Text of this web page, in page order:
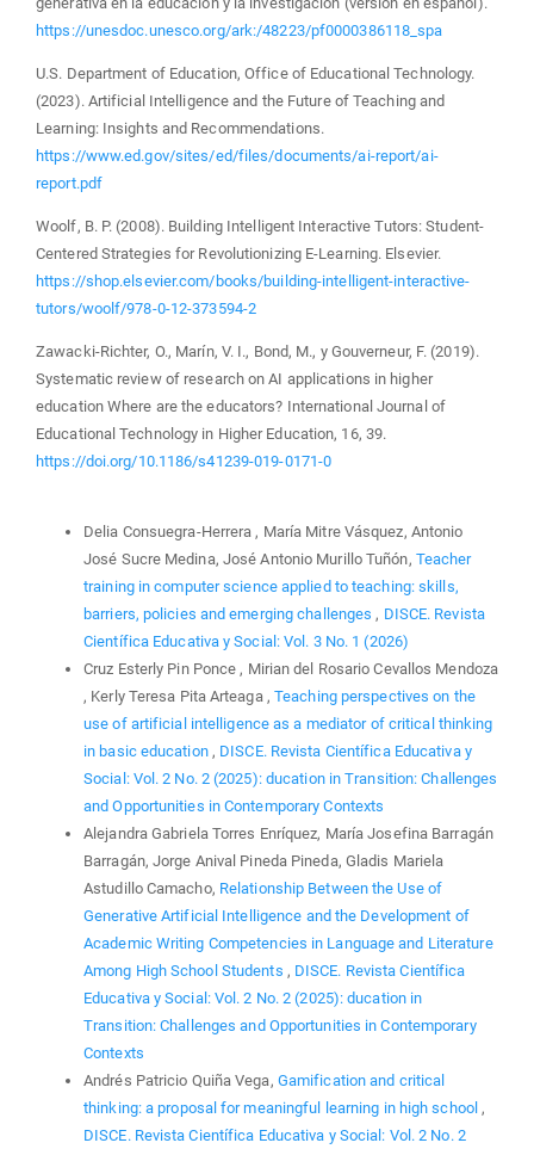
https://unesdoc.unesco.org/ark:/48223/pf0000386118_spa
U.S. Department of Education, Office of Educational Technology.
(2023). Artificial Intelligence and the Future of Teaching and
Learning: Insights and Recommendations.
https://www.ed.gov/sites/ed/files/documents/ai-report/ai-
report.pdf
Woolf, B. P. (2008). Building Intelligent Interactive Tutors: Student-
Centered Strategies for Revolutionizing E-Learning. Elsevier.
https://shop.elsevier.com/books/building-intelligent-interactive-
tutors/woolf/978-0-12-373594-2
Zawacki-Richter, O., Marín, V. I., Bond, M., y Gouverneur, F. (2019).
Systematic review of research on AI applications in higher
education Where are the educators? International Journal of
Educational Technology in Higher Education, 16, 39.
https://doi.org/10.1186/s41239-019-0171-0
Delia Consuegra-Herrera , María Mitre Vásquez, Antonio
José Sucre Medina, José Antonio Murillo Tuñón, Teacher
training in computer science applied to teaching: skills,
barriers, policies and emerging challenges , DISCE. Revista
Científica Educativa y Social: Vol. 3 No. 1 (2026)
Cruz Esterly Pin Ponce , Mirian del Rosario Cevallos Mendoza
, Kerly Teresa Pita Arteaga ,Teaching perspectives on the
use of artificial intelligence as a mediator of critical thinking
in basic education , DISCE. Revista Científica Educativa y
Social: Vol. 2 No. 2 (2025): ducation in Transition: Challenges
and Opportunities in Contemporary Contexts
Alejandra Gabriela Torres Enríquez, María Josefina Barragán
Barragán, Jorge Anival Pineda Pineda, Gladis Mariela
Astudillo Camacho, Relationship Between the Use of
Generative Artificial Intelligence and the Development of
Academic Writing Competencies in Language and Literature
Among High School Students , DISCE. Revista Científica
Educativa y Social: Vol. 2 No. 2 (2025): ducation in
Transition: Challenges and Opportunities in Contemporary
Contexts
Andrés Patricio Quiña Vega, Gamification and critical
thinking: a proposal for meaningful learning in high school ,
DISCE. Revista Científica Educativa y Social: Vol. 2 No. 2